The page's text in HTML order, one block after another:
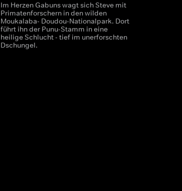
Im Herzen Gabuns wagt sich Steve mit
Primatenforschern in den wilden
Moukalaba- Doudou-Nationalpark. Dort
führt ihn der Punu-Stamm in eine
heilige Schlucht - tief im unerforschten
Dschungel.